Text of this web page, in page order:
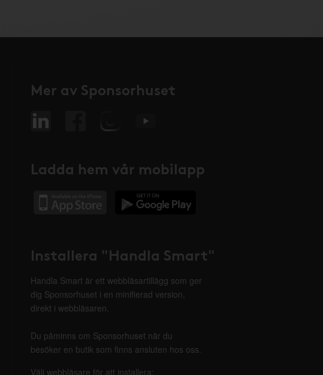
Mer av Sponsorhuset
Ladda hem vår mobilapp
Installera "Handla Smart"
Handla Smart är ett webbläsartillägg som ger
dig Sponsorhuset i en minifierad version,
direkt i webbläsaren.
Du påminns om Sponsorhuset när du
besöker en butik som finns ansluten hos oss.
Välj webbläsare för att installera: